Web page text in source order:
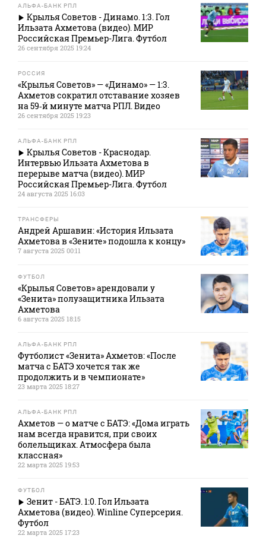
АЛЬФА-БАНК РПЛ
Крылья Советов - Динамо. 1:3. Гол
Ильзата Ахметова (видео). МИР
Российская Премьер-Лига. Футбол
26 сентября 2025 19:24
РОССИЯ
«Крылья Советов» — «Динамо» — 1:3.
Ахметов сократил отставание хозяев
на 59‑й минуте матча РПЛ. Видео
26 сентября 2025 19:23
АЛЬФА-БАНК РПЛ
Крылья Советов - Краснодар.
Интервью Ильзата Ахметова в
перерыве матча (видео). МИР
Российская Премьер-Лига. Футбол
24 августа 2025 16:03
ТРАНСФЕРЫ
Андрей Аршавин: «История Ильзата
Ахметова в «Зените» подошла к концу»
7 августа 2025 00:11
ФУТБОЛ
«Крылья Советов» арендовали у
«Зенита» полузащитника Ильзата
Ахметова
6 августа 2025 18:15
АЛЬФА-БАНК РПЛ
Футболист «Зенита» Ахметов: «После
матча с БАТЭ хочется так же
продолжить и в чемпионате»
23 марта 2025 18:27
АЛЬФА-БАНК РПЛ
Ахметов — о матче с БАТЭ: «Дома играть
нам всегда нравится, при своих
болельщиках. Атмосфера была
классная»
22 марта 2025 19:53
ФУТБОЛ
Зенит - БАТЭ. 1:0. Гол Ильзата
Ахметова (видео). Winline Суперсерия.
Футбол
22 марта 2025 17:23